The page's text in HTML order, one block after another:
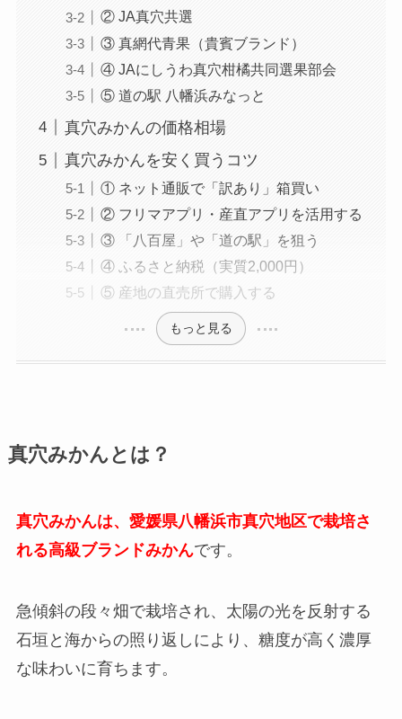
② JA真穴共選
③ 真網代青果（貴賓ブランド）
④ JAにしうわ真穴柑橘共同選果部会
⑤ 道の駅 八幡浜みなっと
真穴みかんの価格相場
真穴みかんを安く買うコツ
① ネット通販で「訳あり」箱買い
② フリマアプリ・産直アプリを活用する
③ 「八百屋」や「道の駅」を狙う
④ ふるさと納税（実質2,000円）
⑤ 産地の直売所で購入する
もっと見る
真穴みかんとは？
真穴みかんは、愛媛県八幡浜市真穴地区で栽培さ
れる高級ブランドみかんです。
急傾斜の段々畑で栽培され、太陽の光を反射する
石垣と海からの照り返しにより、糖度が高く濃厚
な味わいに育ちます。